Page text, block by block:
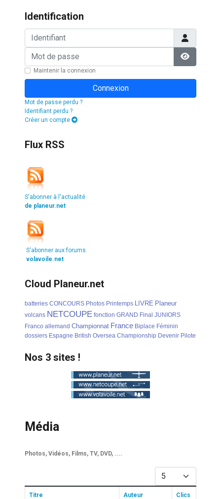
Identification
Identifiant
Mot de passe
Afficher
Maintenir la connexion
Connexion
Mot de passe perdu ?
Identifiant perdu ?
Créer un compte
Flux RSS
S'abonner à l'actualité
de planeur.net
S'abonner aux forums
volavoile.net
Cloud Planeur.net
batteries CONCOURS Photos Printemps LIVRE Planeur
volcans NETCOUPE fonction GRAND Final JUNIORS
Franco allemand Championnat France Biplace Féminin
dossiers Espagne British Oversea Championship Devenir Pilote
Nos 3 sites !
Média
Photos, Vidéos, Films, TV, DVD, ....
Afficher #
Titre Auteur Clics